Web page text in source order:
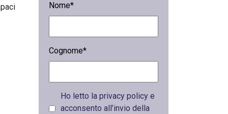
Nome*
Cognome*
Ho letto la privacy policy e
acconsento all’invio della